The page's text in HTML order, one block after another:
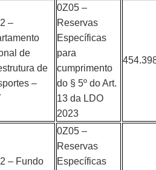
–
de
de
–
0Z05 –
Reservas
Específicas
para
cumprimento
do § 5º do Art.
13 da LDO
2023
– Fundo
0Z05 –
Reservas
Específicas